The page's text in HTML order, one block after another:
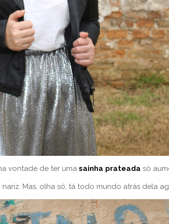
vontade de ter uma sainha prateada só
Mas, olha só, tá todo mundo atrás dela